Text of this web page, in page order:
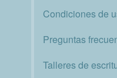
Condiciones de
Preguntas
Talleres de